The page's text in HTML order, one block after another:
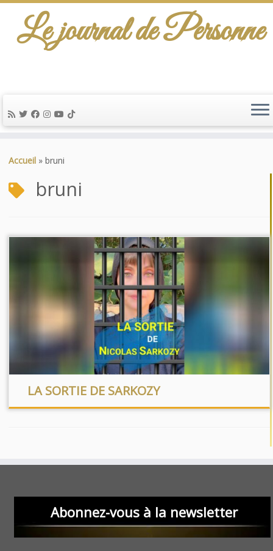
au
Le journal de Personne
Accueil » bruni
bruni
LA SORTIE DE SARKOZY
Abonnez-vous à la newsletter